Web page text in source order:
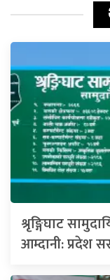
श्रृङ्गिघाट
आम्दानी: प्रदेश